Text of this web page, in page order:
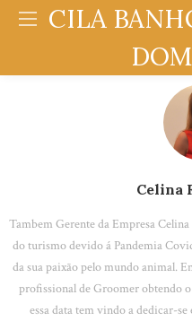
CILA
Celina
Tambem Gerente da Empresa
do turismo devido á Pandemia
da sua paixão pelo mundo animal.
profissional de Groomer obtendo
essa data tem vindo a dedicar-